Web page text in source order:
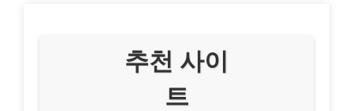
추천 사이
트